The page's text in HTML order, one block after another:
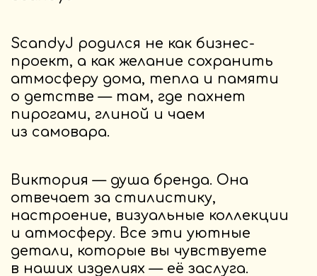
Согласие на обработку ПД
Социальные
сети
О компании
Задать вопрос